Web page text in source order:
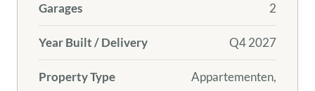
Garages 2
Year Built / Delivery Q4 2027
Property Type
Appartementen,